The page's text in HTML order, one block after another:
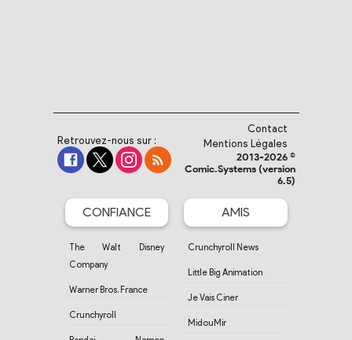
Retrouvez-nous sur :
Contact
Mentions Légales
2013-2026 ©
Comic.Systems (version
6.5)
CONFIANCE
The Walt Disney
Company
Warner Bros. France
Crunchyroll
AMIS
Crunchyroll News
Little Big Animation
Je Vais Ciner
MidouMir